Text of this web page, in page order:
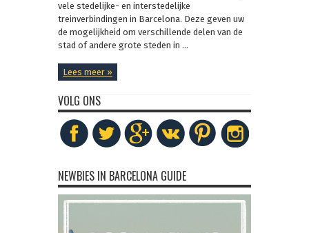
vele stedelijke- en interstedelijke
treinverbindingen in Barcelona. Deze geven uw
de mogelijkheid om verschillende delen van de
stad of andere grote steden in ...
Lees meer »
VOLG ONS
NEWBIES IN BARCELONA GUIDE